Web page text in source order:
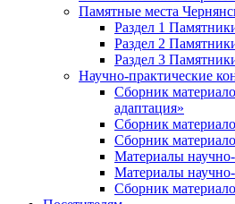
Памятные места
Раздел 1
Раздел 2
Раздел 3
Научно-практические
Сборник
адаптация»
Сборник
Сборник
Материалы
Материалы
Сборник